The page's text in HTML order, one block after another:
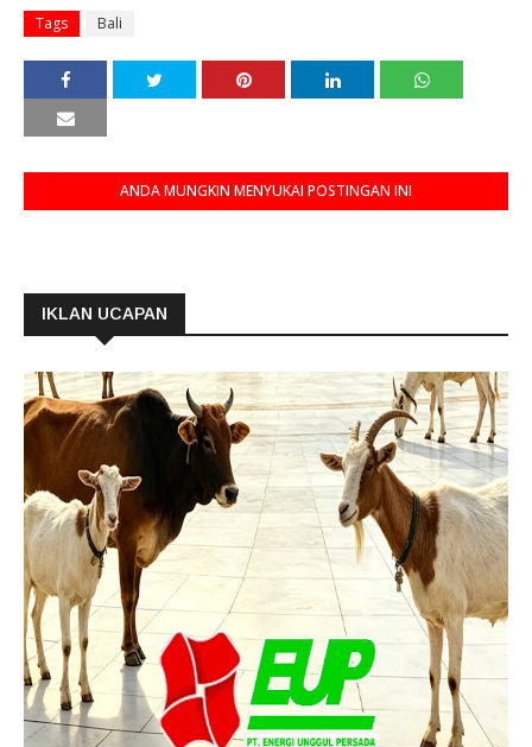
Tags Bali
ANDA MUNGKIN MENYUKAI POSTINGAN INI
IKLAN UCAPAN